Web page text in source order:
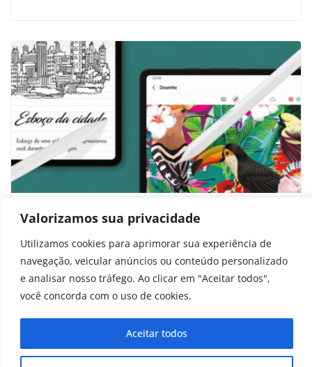
Valorizamos sua privacidade
Utilizamos cookies para aprimorar sua experiência de
navegação, veicular anúncios ou conteúdo personalizado
e analisar nosso tráfego. Ao clicar em "Aceitar todos",
você concorda com o uso de cookies.
Aceitar todos
Nova caneta da Samsung vai copiar
abril 29, 2026
Copyright © 2025 - 2026curiosidadesonline.com.br